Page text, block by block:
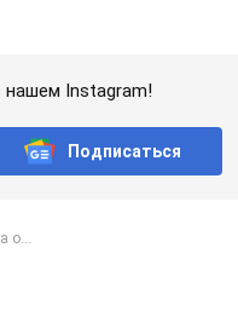
нашем Instagram!
Подписаться
о...